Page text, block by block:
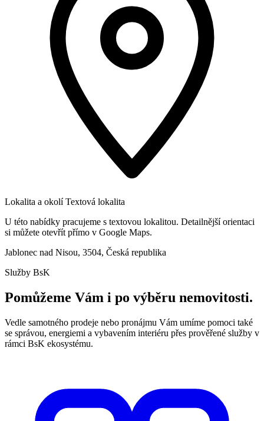
Lokalita a okolí Textová lokalita
U této nabídky pracujeme s textovou lokalitou. Detailnější orientaci
si můžete otevřít přímo v Google Maps.
Jablonec nad Nisou, 3504, Česká republika
Služby BsK
Pomůžeme Vám i po výběru nemovitosti.
Vedle samotného prodeje nebo pronájmu Vám umíme pomoci také
se správou, energiemi a vybavením interiéru přes prověřené služby v
rámci BsK ekosystému.